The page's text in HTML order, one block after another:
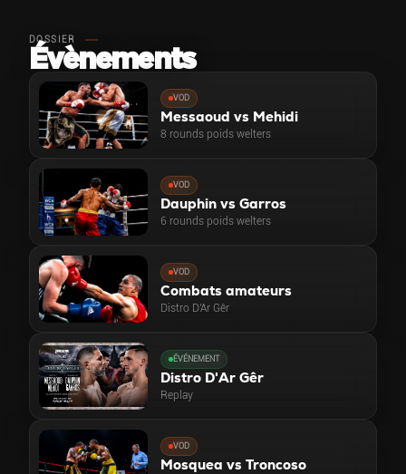
DOSSIER
Évènements
VOD
Messaoud vs Mehidi
8 rounds poids welters
VOD
Dauphin vs Garros
6 rounds poids welters
VOD
Combats amateurs
Distro D'Ar Gêr
ÉVÉNEMENT
Distro D'Ar Gêr
Replay
VOD
Mosquea vs Troncoso